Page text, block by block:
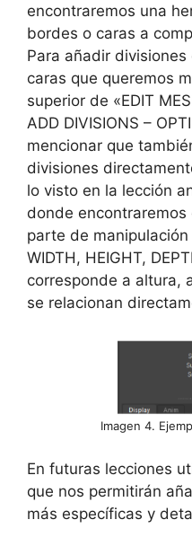
encontraremos una
bordes o caras a
Para añadir
caras que queremos
superior de «EDIT
ADD DIVISIONS –
mencionar que
divisiones
lo visto en la lección
donde
parte de manipulación
WIDTH, HEIGHT,
corresponde a altura,
se relacionan
Imagen 4.
En futuras lecciones
que nos permitirán
más específicas y